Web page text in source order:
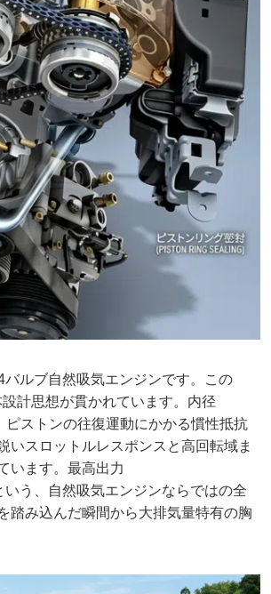
ルブ自然吸気エンジンです。この
計思想が貫かれています。内径
ストンの往復運動にかかる慣性抵抗
いスロットルレスポンスと高回転域ま
います。最高出力
う、自然吸気エンジンならではの全
踏み込んだ瞬間から大排気量特有の胸